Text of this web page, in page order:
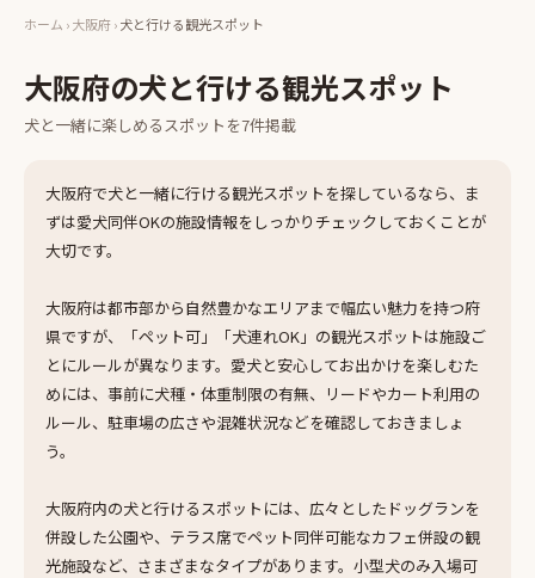
ホーム ›大阪府›犬と行ける観光スポット
大阪府の犬と行ける観光スポット
犬と一緒に楽しめるスポット を7件掲載
大阪府で犬と一緒に行ける観光スポットを探しているなら、ま
ずは愛犬同伴OKの施設情報をしっかりチェックしておくことが
大切です。
大阪府は都市部から自然豊かなエリアまで幅広い魅力を持つ府
県ですが、「ペット可」「犬連れOK」の観光スポットは施設ご
とにルールが異なります。愛犬と安心してお出かけを楽しむた
めには、事前に犬種・体重制限の有無、リードやカート利用の
ルール、駐車場の広さや混雑状況などを確認しておきましょ
う。
大阪府内の犬と行けるスポットには、広々としたドッグランを
併設した公園や、テラス席でペット同伴可能なカフェ併設の観
光施設など、さまざまなタイプがあります。小型犬のみ入場可